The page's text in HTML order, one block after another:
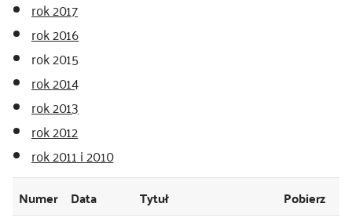
rok 2017
rok 2016
rok 2015
rok 2014
rok 2013
rok 2012
rok 2011 i 2010
Numer Data Tytuł Pobierz